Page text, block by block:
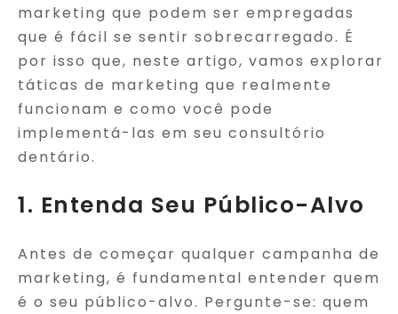
marketing que podem ser empregadas
que é fácil se sentir sobrecarregado. É
por isso que, neste artigo, vamos explorar
táticas de marketing que realmente
funcionam e como você pode
implementá-las em seu consultório
dentário.
1. Entenda Seu Público-Alvo
Antes de começar qualquer campanha de
marketing, é fundamental entender quem
é o seu público-alvo. Pergunte-se: quem